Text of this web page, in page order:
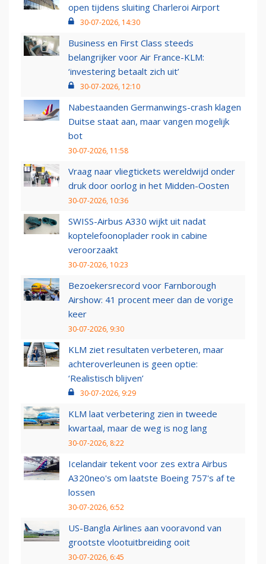
open tijdens sluiting Charleroi Airport
30-07-2026, 14:30
Business en First Class steeds
belangrijker voor Air France-KLM:
‘investering betaalt zich uit’
30-07-2026, 12:10
Nabestaanden Germanwings-crash klagen
Duitse staat aan, maar vangen mogelijk
bot
30-07-2026, 11:58
Vraag naar vliegtickets wereldwijd onder
druk door oorlog in het Midden-Oosten
30-07-2026, 10:36
SWISS-Airbus A330 wijkt uit nadat
koptelefoonoplader rook in cabine
veroorzaakt
30-07-2026, 10:23
Bezoekersrecord voor Farnborough
Airshow: 41 procent meer dan de vorige
keer
30-07-2026, 9:30
KLM ziet resultaten verbeteren, maar
achteroverleunen is geen optie:
‘Realistisch blijven’
30-07-2026, 9:29
KLM laat verbetering zien in tweede
kwartaal, maar de weg is nog lang
30-07-2026, 8:22
Icelandair tekent voor zes extra Airbus
A320neo's om laatste Boeing 757's af te
lossen
30-07-2026, 6:52
US-Bangla Airlines aan vooravond van
grootste vlootuitbreiding ooit
30-07-2026, 6:45